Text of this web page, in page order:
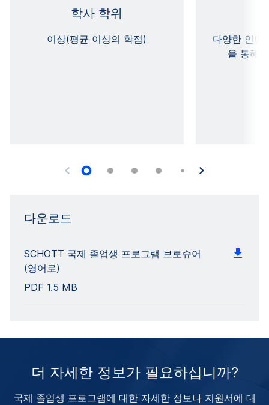
학사 학위
이상(평균 이상의 학점)
다양한 인턴
을 통해
다운로드
SCHOTT 국제 졸업생 프로그램 브로슈어
(영어로)
PDF 1.5 MB
더 자세한 정보가 필요하십니까?
국제 졸업생 프로그램에 대한 자세한 정보나 지원서에 대